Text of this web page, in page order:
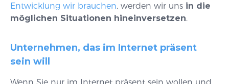
Entwicklung wir brauchen, werden wir uns in die
möglichen Situationen hineinversetzen.
Unternehmen, das im Internet präsent
sein will
Wenn Sie nur im Internet präsent sein wollen und